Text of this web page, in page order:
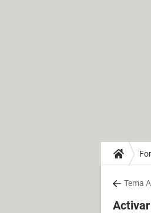
Tema